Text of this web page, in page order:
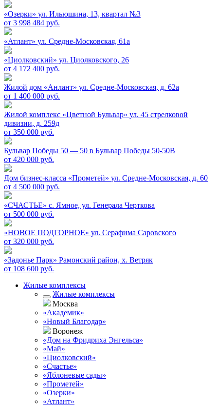
«Озерки» ул. Ильюшина, 13, квартал №3
от 3 998 484 руб.
«Атлант» ул. Средне-Московская, 61а
«Циолковский» ул. Циолковского, 26
от 4 172 400 руб.
Жилой дом «Анлант» ул. Средне-Московская, д. 62а
от 1 400 000 руб.
Жилой комплекс «Цветной Бульвар» ул. 45 стрелковой
дивизии, д. 259д
от 350 000 руб.
Бульвар Победы 50 — 50 в Бульвар Победы 50-50В
от 420 000 руб.
Дом бизнес-класса «Прометей» ул. Средне-Московская, д. 60
от 4 500 000 руб.
«СЧАСТЬЕ» c. Ямное, ул. Генерала Черткова
от 500 000 руб.
«НОВОЕ ПОДГОРНОЕ» ул. Серафима Саровского
от 320 000 руб.
«Задонье Парк» Рамонский район, х. Ветряк
от 108 600 руб.
Жилые комплексы
Жилые комплексы
Москва
«Академик»
«Новый Благодар»
Воронеж
«Дом на Фридриха Энгельса»
«Май»
«Циолковский»
«Счастье»
«Яблоневые сады»
«Прометей»
«Озерки»
«Атлант»